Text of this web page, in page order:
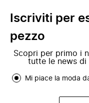
Iscriviti per
pezzo
Scopri per primo i
tutte le news di
Mi piace la moda